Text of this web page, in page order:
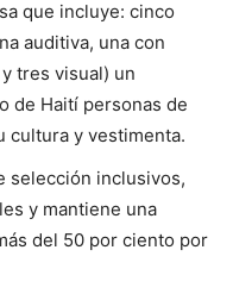
que incluye: cinco
auditiva, una con
tres visual) un
de Haití personas de
cultura y vestimenta.
selección inclusivos,
y mantiene una
del 50 por ciento por